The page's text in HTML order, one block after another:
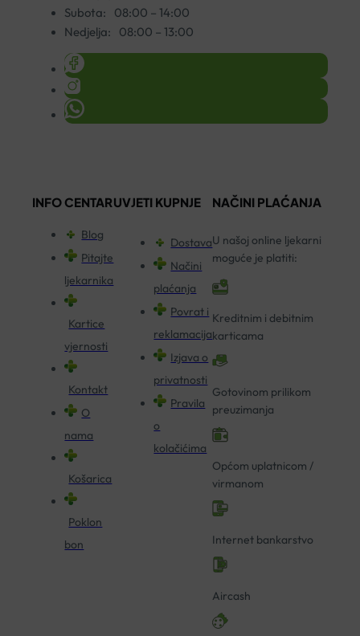
Subota:
08:00 – 14:00
Nedjelja:
08:00 – 13:00
INFO CENTAR
Blog
Pitajte
ljekarnika
Kartice
vjernosti
Kontakt
O
nama
Košarica
Poklon
bon
UVJETI KUPNJE
Dostava
Načini
plaćanja
Povrat i
reklamacija
Izjava o
privatnosti
Pravila
o
kolačićima
NAČINI PLAĆANJA
U našoj online ljekarni
moguće je platiti:
Kreditnim i debitnim
karticama
Gotovinom prilikom
preuzimanja
Općom uplatnicom /
virmanom
Internet bankarstvo
Aircash